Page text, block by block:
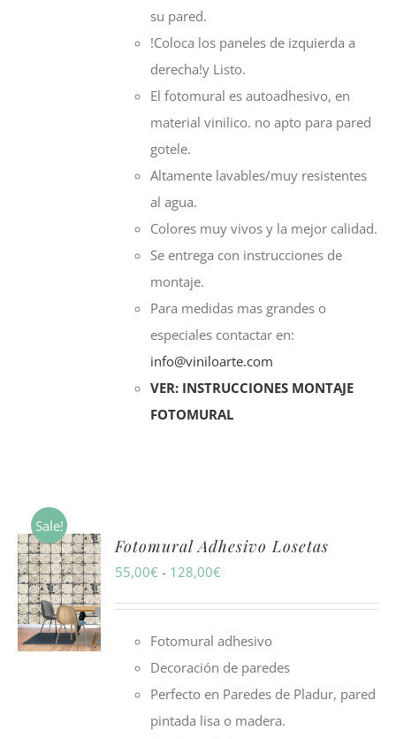
su pared.
!Coloca los paneles de izquierda a
derecha!y Listo.
El fotomural es autoadhesivo, en
material vinilico. no apto para pared
gotele.
Altamente lavables/muy resistentes
al agua.
Colores muy vivos y la mejor calidad.
Se entrega con instrucciones de
montaje.
Para medidas mas grandes o
especiales contactar en:
info@viniloarte.com
VER: INSTRUCCIONES MONTAJE
FOTOMURAL
Sale!
SELECCIONAR
OPCIONES
ESTE
PRODUCTO
TIENE
MÚLTIPLES
Fotomural Adhesivo Losetas
55,00€ - 128,00€
desde
55,00€
hasta
128,00€
Fotomural adhesivo
Decoración de paredes
Perfecto en Paredes de Pladur, pared
pintada lisa o madera.